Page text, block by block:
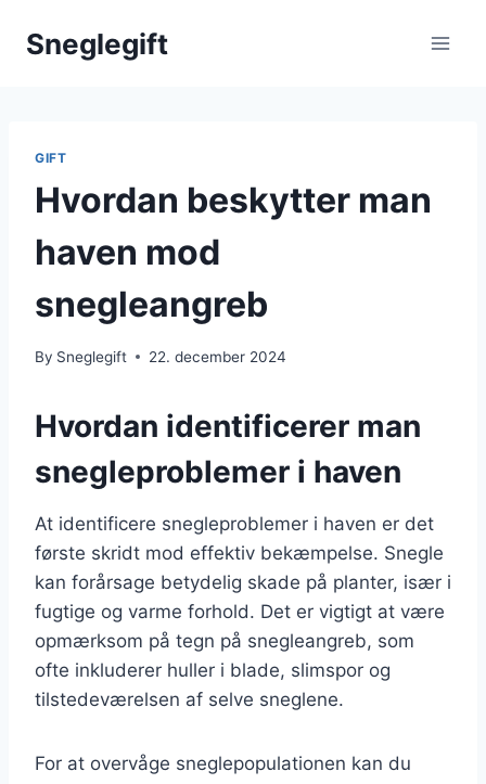
Sneglegift
GIFT
Hvordan beskytter man
haven mod
snegleangreb
By Sneglegift 22. december 2024
Hvordan identificerer man
snegleproblemer i haven
At identificere snegleproblemer i haven er det
første skridt mod effektiv bekæmpelse. Snegle
kan forårsage betydelig skade på planter, især i
fugtige og varme forhold. Det er vigtigt at være
opmærksom på tegn på snegleangreb, som
ofte inkluderer huller i blade, slimspor og
tilstedeværelsen af selve sneglene.
For at overvåge sneglepopulationen kan du